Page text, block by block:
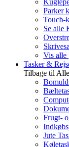
Parker
Touch-
Se alle
Vis alle
Tasker &
Tilbage til
Frugt-
Jute